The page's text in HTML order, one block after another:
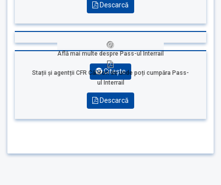
Descarcă
Află mai multe despre Pass-ul Interrail
Citește
Stații și agentții CFR Călători de unde poți cumpăra Pass-
ul Interrail
Descarcă